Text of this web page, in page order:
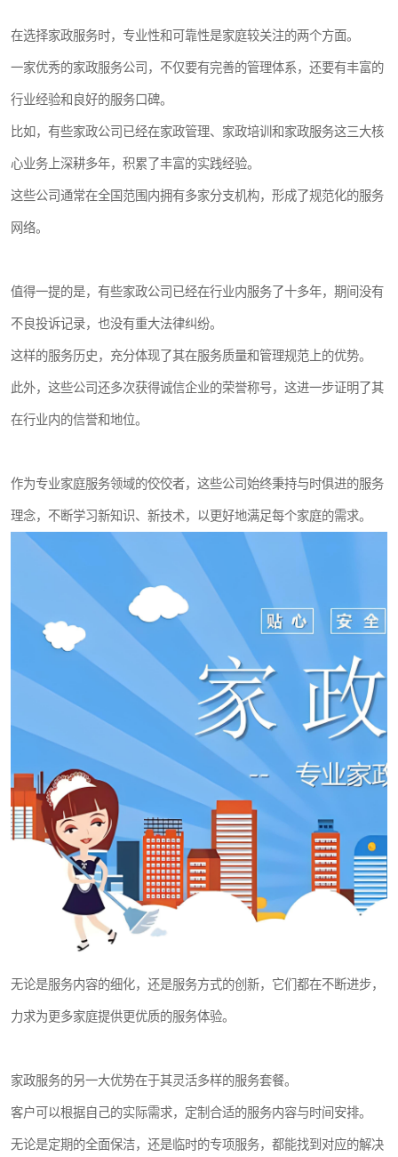
在选择家政服务时，专业性和可靠性是家庭较关注的两个方面。
一家优秀的家政服务公司，不仅要有完善的管理体系，还要有丰富的
行业经验和良好的服务口碑。
比如，有些家政公司已经在家政管理、家政培训和家政服务这三大核
心业务上深耕多年，积累了丰富的实践经验。
这些公司通常在全国范围内拥有多家分支机构，形成了规范化的服务
网络。
值得一提的是，有些家政公司已经在行业内服务了十多年，期间没有
不良投诉记录，也没有重大法律纠纷。
这样的服务历史，充分体现了其在服务质量和管理规范上的优势。
此外，这些公司还多次获得诚信企业的荣誉称号，这进一步证明了其
在行业内的信誉和地位。
作为专业家庭服务领域的佼佼者，这些公司始终秉持与时俱进的服务
理念，不断学习新知识、新技术，以更好地满足每个家庭的需求。
无论是服务内容的细化，还是服务方式的创新，它们都在不断进步，
力求为更多家庭提供更优质的服务体验。
家政服务的另一大优势在于其灵活多样的服务套餐。
客户可以根据自己的实际需求，定制合适的服务内容与时间安排。
无论是定期的全面保洁，还是临时的专项服务，都能找到对应的解决